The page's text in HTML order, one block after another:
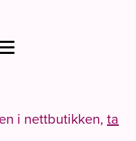
i nettbutikken, ta